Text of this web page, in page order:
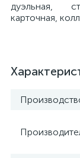
дуэльная,
карточная,